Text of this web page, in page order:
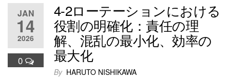
JAN
14
2026
0
4-2ローテーションにおける
役割の明確化：責任の理
解、混乱の最小化、効率の
最大化
By HARUTO NISHIKAWA